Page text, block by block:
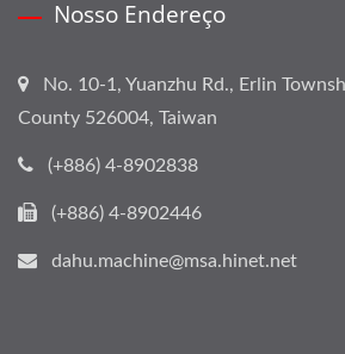
Nosso Endereço
No. 10-1, Yuanzhu Rd., Erlin
County 526004, Taiwan
(+886) 4-8902838
(+886) 4-8902446
dahu.machine@msa.hinet.net